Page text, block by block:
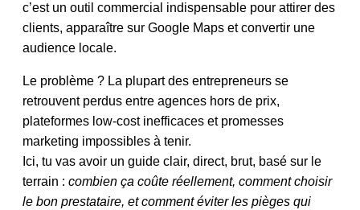
c’est un outil commercial indispensable pour attirer des
clients, apparaître sur Google Maps et convertir une
audience locale.
Le problème ? La plupart des entrepreneurs se
retrouvent perdus entre agences hors de prix,
plateformes low-cost inefficaces et promesses
marketing impossibles à tenir.
Ici, tu vas avoir un guide clair, direct, brut, basé sur le
terrain : combien ça coûte réellement, comment choisir
le bon prestataire, et comment éviter les pièges qui